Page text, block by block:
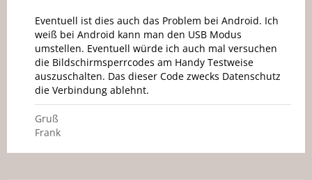
Eventuell ist dies auch das Problem bei Android. Ich
weiß bei Android kann man den USB Modus
umstellen. Eventuell würde ich auch mal versuchen
die Bildschirmsperrcodes am Handy Testweise
auszuschalten. Das dieser Code zwecks Datenschutz
die Verbindung ablehnt.
Gruß
Frank